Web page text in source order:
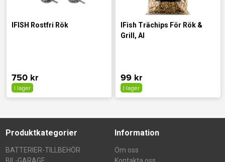
IFISH Rostfri Rök
750 kr
I lager
IFish Trächips För Rök &
Grill, Al
99 kr
I lager
Produktkategorier
BATTERIER-TILLBEHÖR
Information
Om oss